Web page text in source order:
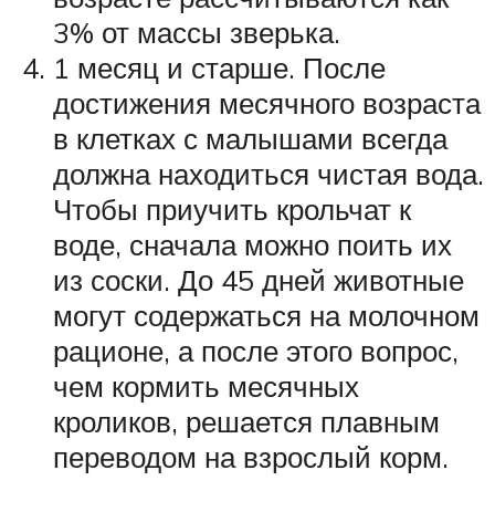
3% от массы зверька.
1 месяц и старше. После
достижения месячного возраста
в клетках с малышами всегда
должна находиться чистая вода.
Чтобы приучить крольчат к
воде, сначала можно поить их
из соски. До 45 дней животные
могут содержаться на молочном
рационе, а после этого вопрос,
чем кормить месячных
кроликов, решается плавным
переводом на взрослый корм.